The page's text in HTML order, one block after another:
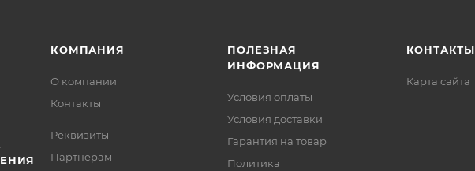
КОМПАНИЯ
О компании
Контакты
Реквизиты
Партнерам
ПОЛЕЗНАЯ
ИНФОРМАЦИЯ
Условия оплаты
Условия доставки
Гарантия на товар
Политика
КОНТАКТЫ
Карта сайта